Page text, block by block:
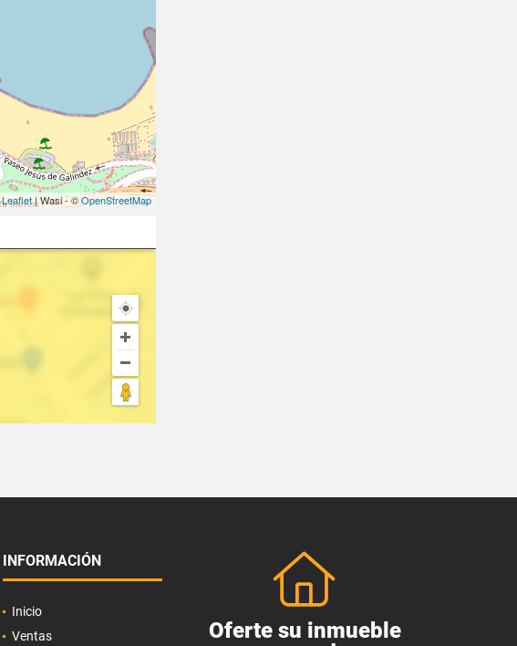
Leaflet| Wasi - ©OpenStreetMap
INFORMACIÓN
Inicio
Ventas
Oferte su inmueble